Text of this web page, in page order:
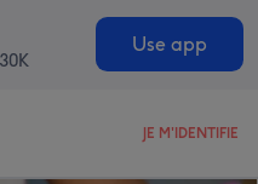
Use app
JE M'IDENTIFIE